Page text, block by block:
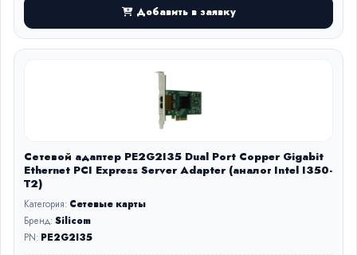
Добавить в заявку
Сетевой адаптер PE2G2I35 Dual Port Copper Gigabit
Ethernet PCI Express Server Adapter (аналог Intel I350-
T2)
Категория: Сетевые карты
Бренд:Silicom
PN: PE2G2I35